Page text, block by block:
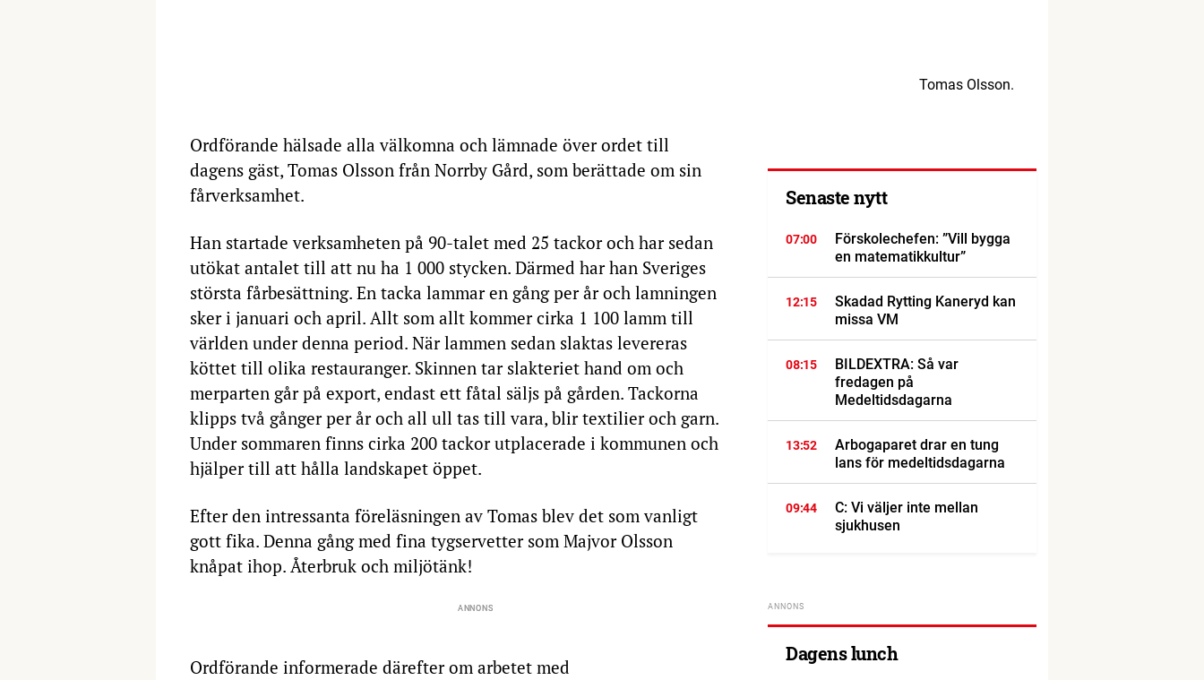
Tomas Olsson.
Ordförande hälsade alla välkomna och lämnade över ordet till
dagens gäst, Tomas Olsson från Norrby Gård, som berättade om sin
fårverksamhet.
Han startade verksamheten på 90-talet med 25 tackor och har sedan
utökat antalet till att nu ha 1 000 stycken. Därmed har han Sveriges
största fårbesättning. En tacka lammar en gång per år och lamningen
sker i januari och april. Allt som allt kommer cirka 1 100 lamm till
världen under denna period. När lammen sedan slaktas levereras
köttet till olika restauranger. Skinnen tar slakteriet hand om och
merparten går på export, endast ett fåtal säljs på gården. Tackorna
klipps två gånger per år och all ull tas till vara, blir textilier och garn.
Under sommaren finns cirka 200 tackor utplacerade i kommunen och
hjälper till att hålla landskapet öppet.
Efter den intressanta föreläsningen av Tomas blev det som vanligt
gott fika. Denna gång med fina tygservetter som Majvor Olsson
knåpat ihop. Återbruk och miljötänk!
Ordförande informerade därefter om arbetet med
Senaste nytt
07:00
Förskolechefen: ”Vill bygga
en matematikkultur”
12:15
Skadad Rytting Kaneryd kan
missa VM
08:15
BILDEXTRA: Så var
fredagen på
Medeltidsdagarna
13:52
Arbogaparet drar en tung
lans för medeltidsdagarna
09:44
C: Vi väljer inte mellan
sjukhusen
Dagens lunch